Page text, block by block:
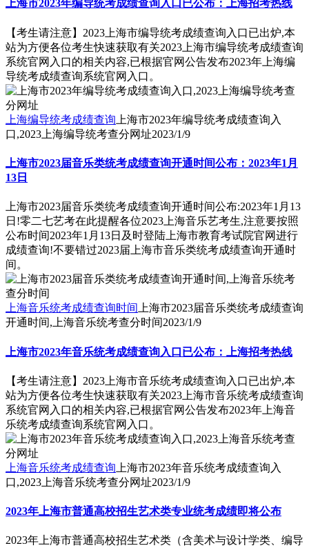
上海市2023年编导统考成绩查询入口已公布：上海招考热线
【考生请注意】2023上海市编导统考成绩查询入口已出炉,本
站为方便各位考生快速获取有关2023上海市编导统考成绩查询
系统官网入口的相关内容,已根据官网公告发布2023年上海编
导统考成绩查询系统官网入口。
上海编导统考成绩查询 上海市2023年编导统考成绩查询入
口,2023上海编导统考查分网址2023/1/9
上海市2023届音乐类统考成绩查询开通时间公布：2023年1月
13日
上海市2023届音乐类统考成绩查询开通时间公布:2023年1月13
日!零二七艺考在此提醒各位2023上海音乐艺考生,注意要按照
公布时间2023年1月13日及时登陆上海市教育考试院官网进行
成绩查询!不要错过2023届上海市音乐类统考成绩查询开通时
间。
上海音乐统考成绩查询时间 上海市2023届音乐类统考成绩查询
开通时间,上海音乐统考查分时间2023/1/9
上海市2023年音乐统考成绩查询入口已公布：上海招考热线
【考生请注意】2023上海市音乐统考成绩查询入口已出炉,本
站为方便各位考生快速获取有关2023上海市音乐统考成绩查询
系统官网入口的相关内容,已根据官网公告发布2023年上海音
乐统考成绩查询系统官网入口。
上海音乐统考成绩查询 上海市2023年音乐统考成绩查询入
口,2023上海音乐统考查分网址2023/1/9
2023年上海市普通高校招生艺术类专业统考成绩即将公布
2023年上海市普通高校招生艺术类（含美术与设计学类、编导